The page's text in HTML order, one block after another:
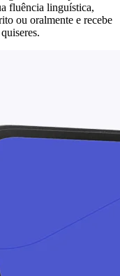
fluência linguística,
ou oralmente e recebe